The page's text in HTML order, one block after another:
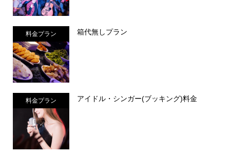
料金プラン 箱代無しプラン
料金プラン アイドル・シンガー(ブッキング)料金